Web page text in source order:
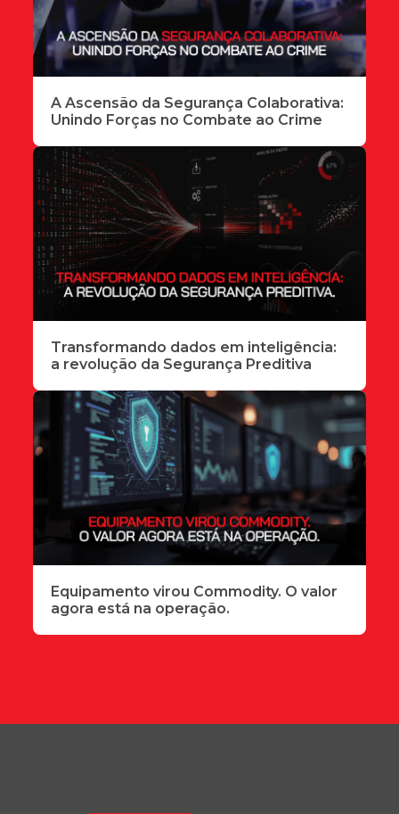
A Ascensão da Segurança Colaborativa:
Unindo Forças no Combate ao Crime
Transformando dados em inteligência:
a revolução da Segurança Preditiva
Equipamento virou Commodity. O valor
agora está na operação.